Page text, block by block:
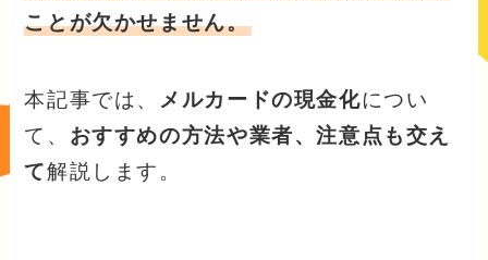
ことが欠かせません。
本記事では、 メルカードの現金化につい
て、 おすすめの方法や業者、注意点も交え
て解説します。